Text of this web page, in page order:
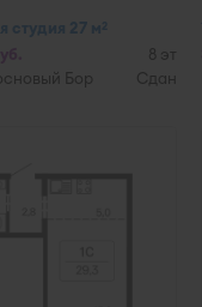
студия 27 м2
8 эт
Бор
Сдан